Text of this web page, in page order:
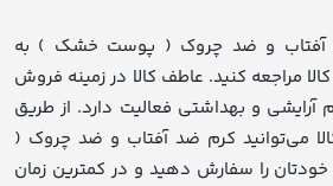
آفتاب و ضد چروک ( پوست خشک ) به
مراجعه کنید. عاطف کالا در زمینه فروش
آرایشی و بهداشتی فعالیت دارد. از طریق
می‌توانید کرم ضد آفتاب و ضد چروک (
را سفارش دهید و در کمترین زمان